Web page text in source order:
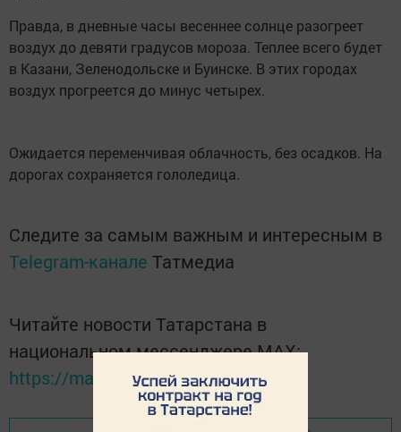
Правда, в дневные часы весеннее солнце разогреет
воздух до девяти градусов мороза. Теплее всего будет
в Казани, Зеленодольске и Буинске. В этих городах
воздух прогреется до минус четырех.
Ожидается переменчивая облачность, без осадков. На
дорогах сохраняется гололедица.
Следите за самым важным и интересным в
Telegram-канале Татмедиа
Читайте новости Татарстана в
национальном мессенджере MАХ:
https://max.ru/tatmedia